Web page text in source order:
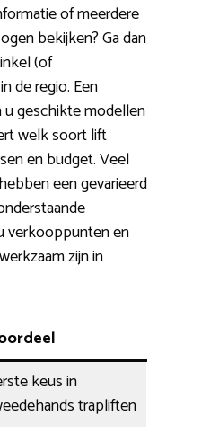
of meerdere
bekijken? Ga dan
(of
de regio. Een
u geschikte modellen
welk soort lift
en budget. Veel
een gevarieerd
verkooppunten en
zijn in
keus in
trapliften